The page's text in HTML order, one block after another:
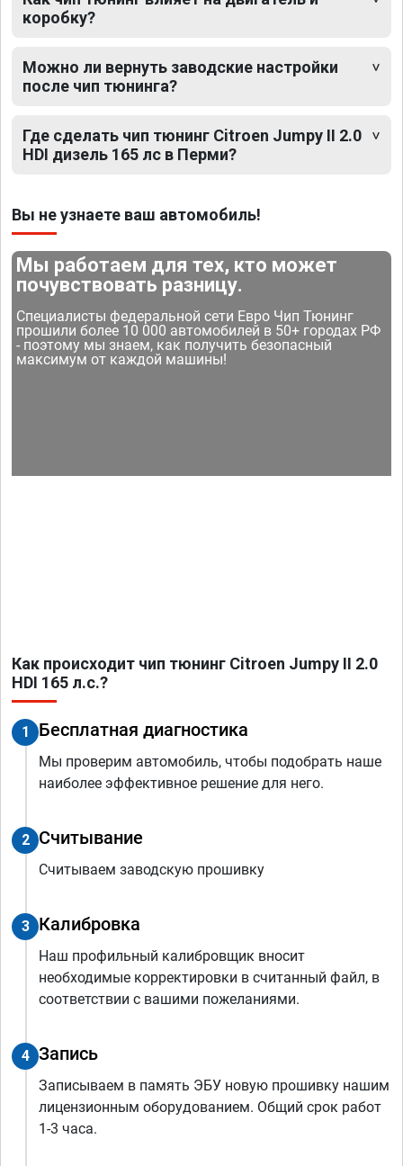
коробку?
Можно ли вернуть заводские настройки
после чип тюнинга?
Где сделать чип тюнинг Citroen Jumpy II 2.0
HDI дизель 165 лс в Перми?
Вы не узнаете ваш автомобиль!
Мы работаем для тех, кто может
почувствовать разницу.
Специалисты федеральной сети Евро Чип Тюнинг
прошили более 10 000 автомобилей в 50+ городах РФ
- поэтому мы знаем, как получить безопасный
максимум от каждой машины!
Как происходит чип тюнинг Citroen Jumpy II 2.0
HDI 165 л.с.?
1 Бесплатная диагностика
Мы проверим автомобиль, чтобы подобрать наше
наиболее эффективное решение для него.
2 Считывание
Считываем заводскую прошивку
3 Калибровка
Наш профильный калибровщик вносит
необходимые корректировки в считанный файл, в
соответствии с вашими пожеланиями.
4 Запись
Записываем в память ЭБУ новую прошивку нашим
лицензионным оборудованием. Общий срок работ
1-3 часа.